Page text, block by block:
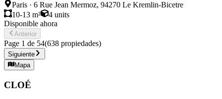
Paris · 6 Rue Jean Mermoz, 94270 Le Kremlin-Bicetre
10-13 m²
4 units
Disponible ahora
Anterior
Page 1 de 54(638 propiedades)
Siguiente
Mapa
CLOÉ